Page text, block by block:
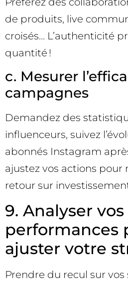
de produits, live
croisés… L’authenticité
quantité !
c. Mesurer
campagnes
Demandez des
influenceurs, suivez
abonnés Instagram
ajustez vos actions pour
retour sur
9. Analyser vos
performances
ajuster votre
Prendre du recul sur